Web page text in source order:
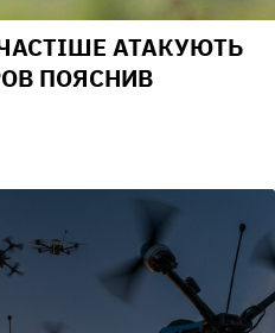
АТАКУЮТЬ
ПОЯСНИВ